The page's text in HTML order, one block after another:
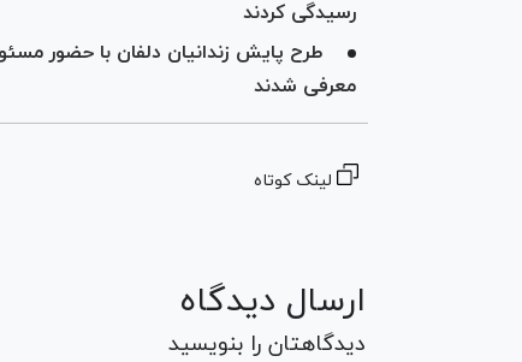
رسیدگی کردند
معرفی شدند
لینک کوتاه
ارسال دیدگاه
دیدگاهتان را بنویسید